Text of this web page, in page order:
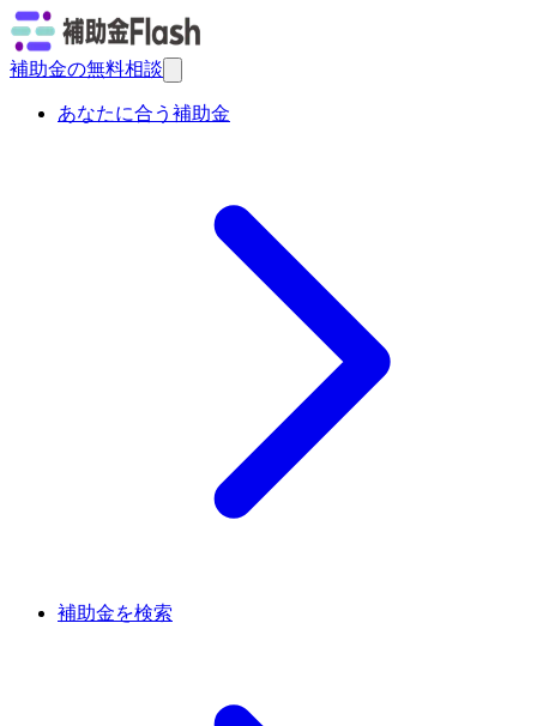
補助金の無料相談
あなたに合う補助金
補助金を検索